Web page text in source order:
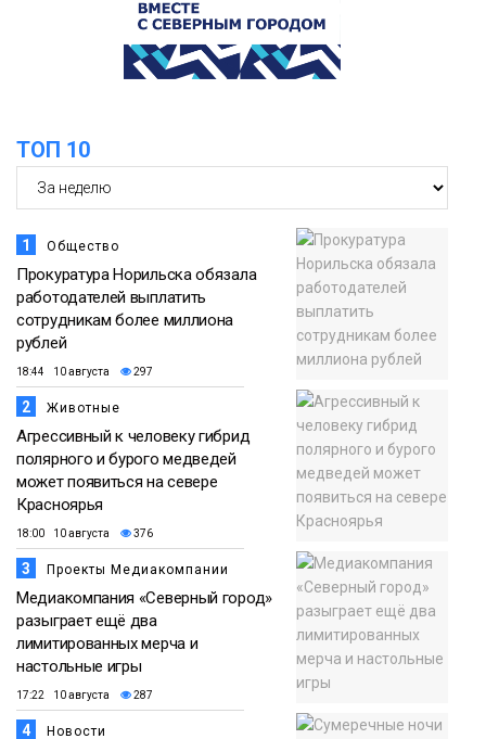
самолётом авиакомпании «Сибирь»
в Норильске
ТОП 10
1 Общество
Прокуратура Норильска обязала
работодателей выплатить
сотрудникам более миллиона
рублей
18:44 10 августа 297
2 Животные
Агрессивный к человеку гибрид
полярного и бурого медведей
может появиться на севере
Красноярья
18:00 10 августа 376
3 Проекты Медиакомпании
Медиакомпания «Северный город»
разыграет ещё два
лимитированных мерча и
настольные игры
17:22 10 августа 287
4 Новости